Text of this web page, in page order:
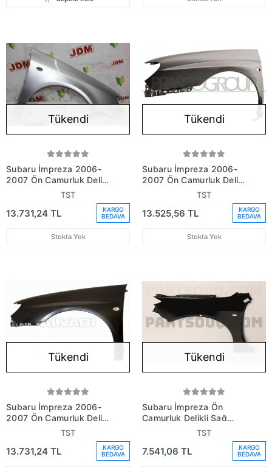
Tükendi
Subaru İmpreza 2006-
2007 Ön Çamurluk Delikli
TST
13.731,24 TL
KARGO
BEDAVA
Stokta Yok
Tükendi
Subaru İmpreza 2006-
2007 Ön Çamurluk Delikli
TST
13.525,56 TL
KARGO
BEDAVA
Stokta Yok
Tükendi
Subaru İmpreza 2006-
2007 Ön Çamurluk Delikli
TST
13.731,24 TL
KARGO
BEDAVA
Tükendi
Subaru İmpreza Ön
Çamurluk Delikli Sağ
TST
7.541,06 TL
KARGO
BEDAVA